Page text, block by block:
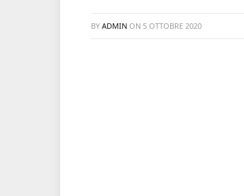
BY ADMIN ON 5 OTTOBRE 2020